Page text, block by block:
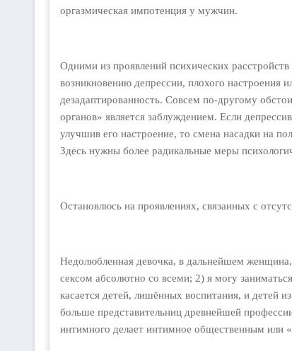
оргазмическая импотенция у мужчин.
Одними из проявлений психических
возникновению депрессии, плохого настроения
дезадаптированность. Совсем по-другому
органов» является заблуждением. Если
улучшив его настроение, то смена насадки на
Здесь нужны более радикальные меры
Остановлюсь на проявлениях, связанных с
Недолюбленная девочка, в дальнейшем
сексом абсолютно со всеми; 2) я могу
касается детей, лишённых воспитания, и детей
больше представительниц древнейшей
интимного делает интимное общественным или